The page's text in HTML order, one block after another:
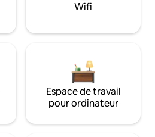
Wifi
Espace de travail
pour ordinateur